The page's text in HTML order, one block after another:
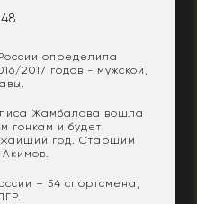
определила
2017 годов - мужской,
Жамбалова вошла
гонкам и будет
год.
Старшим
– 54 спортсмена,